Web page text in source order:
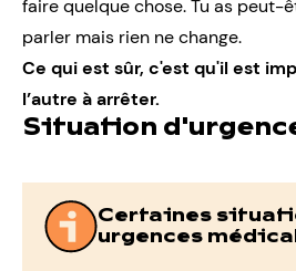
faire quelque chose. Tu as peut-
parler mais rien ne change.
Ce qui est sûr, c'est qu'il est
l’autre à arrêter.
Situation
Certaines
urgences